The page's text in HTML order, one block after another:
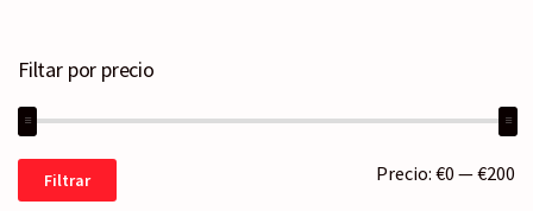
Filtar por precio
Precio
mínimo
Precio
máximo
Filtrar Precio: €0 —€200